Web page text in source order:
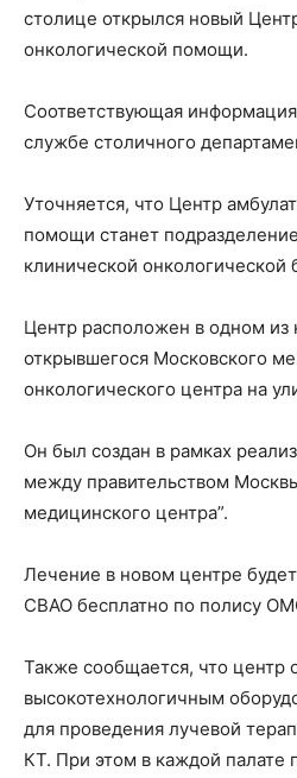
столице открылся новый
онкологической помощи.
Соответствующая
службе столичного
Уточняется, что Центр
помощи станет
клинической
Центр расположен в одном из
открывшегося Московского
онкологического центра на
Он был создан в рамках
между правительством
медицинского центра”.
Лечение в новом центре
СВАО бесплатно по полису
Также сообщается, что центр
высокотехнологичным
для проведения лучевой
КТ. При этом в каждой палате